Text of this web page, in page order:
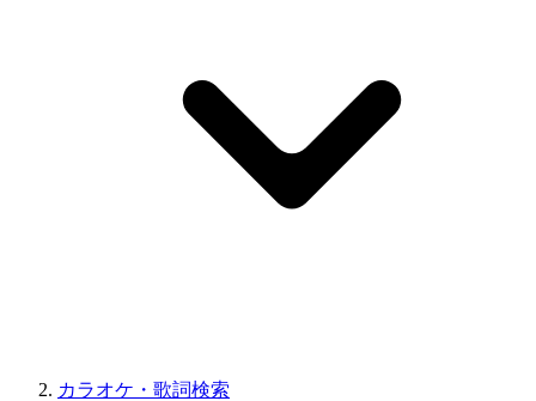
カラオケ・歌詞検索